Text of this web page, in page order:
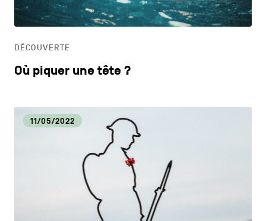
HORECA
LIFESTYLE
DÉCOUVERTE
Où piquer une tête ?
11/05/2022